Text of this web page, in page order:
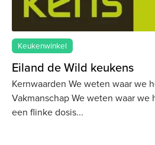
Keukenwinkel
Eiland de Wild keukens
Kernwaarden We weten waar we
Vakmanschap We weten waar
een flinke dosis